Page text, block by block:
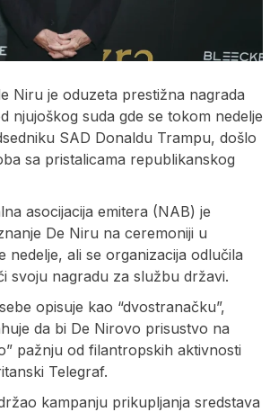
Niru je oduzeta prestižna nagrada
njujoškog suda gde se tokom nedelje
SAD Donaldu Trampu, došlo
sa pristalicama republikanskog
asocijacija emitera (NAB) je
De Niru na ceremoniji u
nedelje, ali se organizacija odlučila
svoju nagradu za službu državi.
opisuje kao “dvostranačku”,
da bi De Nirovo prisustvo na
pažnju od filantropskih aktivnosti
Telegraf.
kampanju prikupljanja sredstava